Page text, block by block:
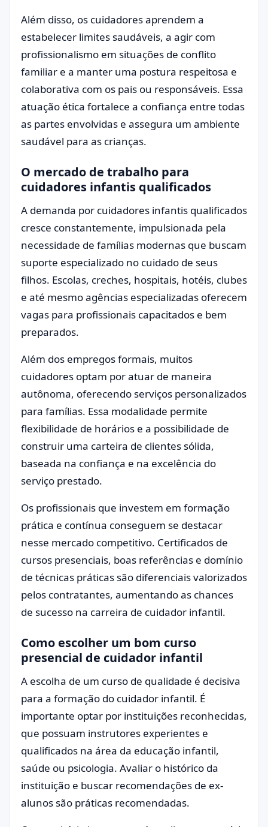
Além disso, os cuidadores aprendem a
estabelecer limites saudáveis, a agir com
profissionalismo em situações de conflito
familiar e a manter uma postura respeitosa e
colaborativa com os pais ou responsáveis. Essa
atuação ética fortalece a confiança entre todas
as partes envolvidas e assegura um ambiente
saudável para as crianças.
O mercado de trabalho para
cuidadores infantis qualificados
A demanda por cuidadores infantis qualificados
cresce constantemente, impulsionada pela
necessidade de famílias modernas que buscam
suporte especializado no cuidado de seus
filhos. Escolas, creches, hospitais, hotéis, clubes
e até mesmo agências especializadas oferecem
vagas para profissionais capacitados e bem
preparados.
Além dos empregos formais, muitos
cuidadores optam por atuar de maneira
autônoma, oferecendo serviços personalizados
para famílias. Essa modalidade permite
flexibilidade de horários e a possibilidade de
construir uma carteira de clientes sólida,
baseada na confiança e na excelência do
serviço prestado.
Os profissionais que investem em formação
prática e contínua conseguem se destacar
nesse mercado competitivo. Certificados de
cursos presenciais, boas referências e domínio
de técnicas práticas são diferenciais valorizados
pelos contratantes, aumentando as chances
de sucesso na carreira de cuidador infantil.
Como escolher um bom curso
presencial de cuidador infantil
A escolha de um curso de qualidade é decisiva
para a formação do cuidador infantil. É
importante optar por instituições reconhecidas,
que possuam instrutores experientes e
qualificados na área da educação infantil,
saúde ou psicologia. Avaliar o histórico da
instituição e buscar recomendações de ex-
alunos são práticas recomendadas.